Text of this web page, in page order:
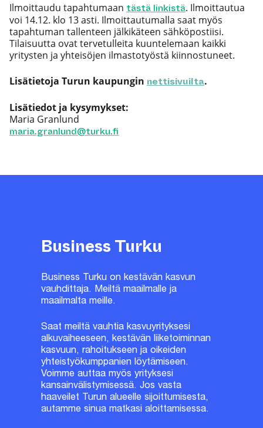
Ilmoittaudu tapahtumaan tästä linkistä. Ilmoittautua
voi 14.12. klo 13 asti. Ilmoittautumalla saat myös
tapahtuman tallenteen jälkikäteen sähköpostiisi.
Tilaisuutta ovat tervetulleita kuuntelemaan kaikki
yritysten ja yhteisöjen ilmastotyöstä kiinnostuneet.
Lisätietoja Turun kaupungin nettisivuilta.
Lisätiedot ja kysymykset:
Maria Granlund
maria.granlund@turku.fi
Business Turku
Business Turku on kestävän kasvun
vauhdittaja. Meiltä maailmalle ja
maailmalta meille.
Saat meiltä vauhtia kasvuyrityksesi
alkuvaiheeseen, kestävän liiketoiminnan
kasvuun, rahoitukseen ja oikeiden
yhteistyökumppanien löytämiseen.
Voimme auttaa myös yrityksesi
kansainvälistymisessä. Jos vasta
haaveilet Turun alueelle sijoittumisesta,
autamme sinua matkasi aloittamisessa.